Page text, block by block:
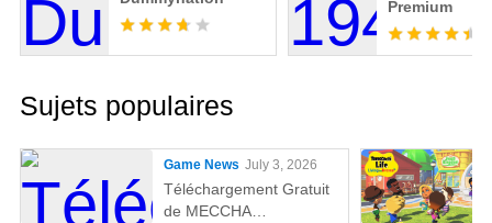
Premium
Sujets populaires
Game News July 3, 2026
Téléchargement Gratuit
de MECCHA